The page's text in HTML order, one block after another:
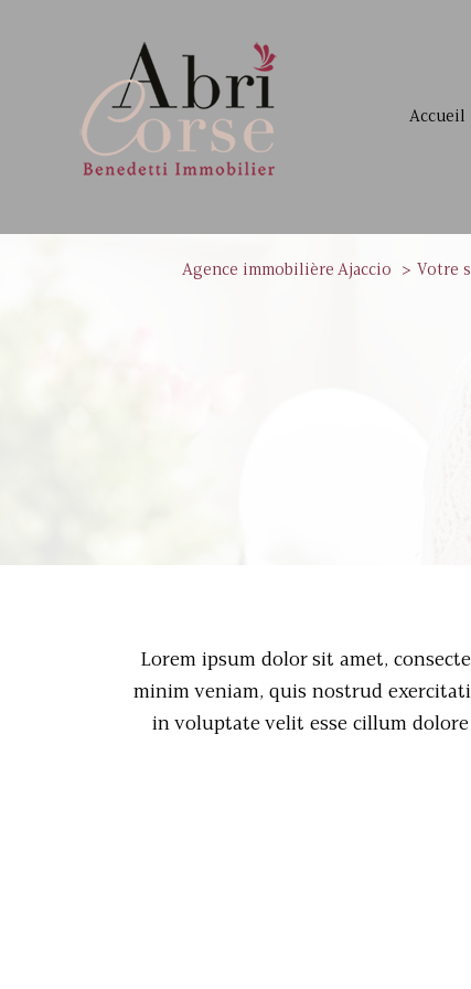
accueil
Agence immobilière Ajaccio Votre
Lorem ipsum dolor sit amet,
minim veniam, quis nostrud
in voluptate velit esse cillum